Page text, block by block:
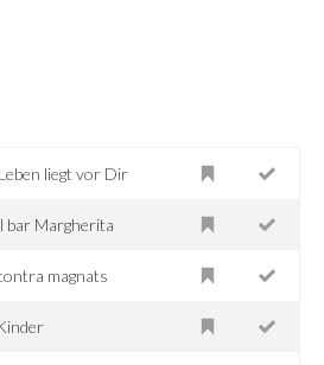
liegt vor Dir
bar Margherita
magnats